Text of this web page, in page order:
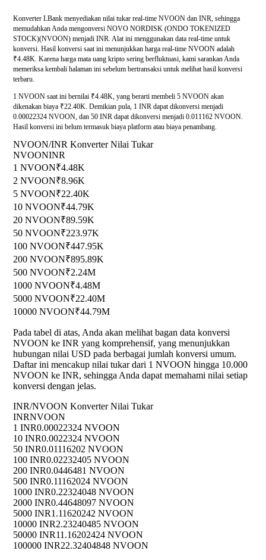
Konverter LBank menyediakan nilai tukar real-time NVOON dan INR, sehingga
memudahkan Anda mengonversi NOVO NORDISK (ONDO TOKENIZED
STOCK)(NVOON) menjadi INR. Alat ini menggunakan data real-time untuk
konversi. Hasil konversi saat ini menunjukkan harga real-time NVOON adalah
₹4.48K. Karena harga mata uang kripto sering berfluktuasi, kami sarankan Anda
memeriksa kembali halaman ini sebelum bertransaksi untuk melihat hasil konversi
terbaru.
1 NVOON saat ini bernilai ₹4.48K, yang berarti membeli 5 NVOON akan
dikenakan biaya ₹22.40K. Demikian pula, 1 INR dapat dikonversi menjadi
0.00022324 NVOON, dan 50 INR dapat dikonversi menjadi 0.011162 NVOON.
Hasil konversi ini belum termasuk biaya platform atau biaya penambang.
NVOON/INR Konverter Nilai Tukar
NVOONINR
1 NVOON₹4.48K
2 NVOON₹8.96K
5 NVOON₹22.40K
10 NVOON₹44.79K
20 NVOON₹89.59K
50 NVOON₹223.97K
100 NVOON₹447.95K
200 NVOON₹895.89K
500 NVOON₹2.24M
1000 NVOON₹4.48M
5000 NVOON₹22.40M
10000 NVOON₹44.79M
Pada tabel di atas, Anda akan melihat bagan data konversi
NVOON ke INR yang komprehensif, yang menunjukkan
hubungan nilai USD pada berbagai jumlah konversi umum.
Daftar ini mencakup nilai tukar dari 1 NVOON hingga 10.000
NVOON ke INR, sehingga Anda dapat memahami nilai setiap
konversi dengan jelas.
INR/NVOON Konverter Nilai Tukar
INRNVOON
1 INR0.00022324 NVOON
10 INR0.0022324 NVOON
50 INR0.01116202 NVOON
100 INR0.02232405 NVOON
200 INR0.0446481 NVOON
500 INR0.11162024 NVOON
1000 INR0.22324048 NVOON
2000 INR0.44648097 NVOON
5000 INR1.11620242 NVOON
10000 INR2.23240485 NVOON
50000 INR11.16202424 NVOON
100000 INR22.32404848 NVOON